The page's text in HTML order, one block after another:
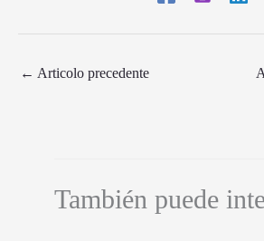
← Articolo precedente
También puede